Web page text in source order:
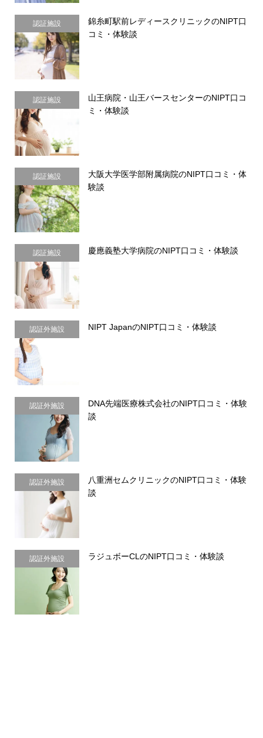
認証施設
錦糸町駅前レディースクリニックのNIPT口
コミ・体験談
認証施設
山王病院・山王バースセンターのNIPT口コ
ミ・体験談
認証施設
大阪大学医学部附属病院のNIPT口コミ・体
験談
認証施設 慶應義塾大学病院のNIPT口コミ・体験談
認証外施設 NIPT JapanのNIPT口コミ・体験談
認証外施設
DNA先端医療株式会社のNIPT口コミ・体験
談
認証外施設
八重洲セムクリニックのNIPT口コミ・体験
談
認証外施設 ラジュボーCLのNIPT口コミ・体験談